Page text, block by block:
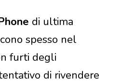
di ultima
spesso nel
furti degli
di rivendere